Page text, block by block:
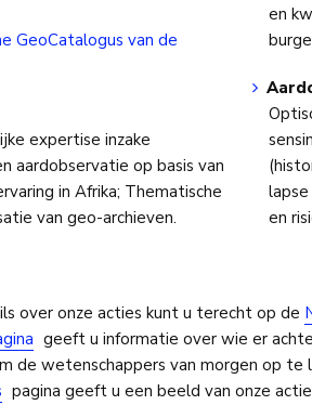
GeoCatalogus van de
expertise inzake
aardobservatie op basis van
in Afrika; Thematische
van geo-archieven.
en
en
over onze acties kunt u terecht op de
geeft u informatie over wie er
de wetenschappers van morgen op te
pagina geeft u een beeld van onze